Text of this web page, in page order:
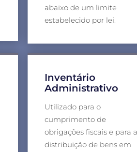
abaixo de um limite
estabelecido por lei.
Inventário
Administrativo
Utilizado para o
cumprimento de
obrigações fiscais e para a
distribuição de bens em